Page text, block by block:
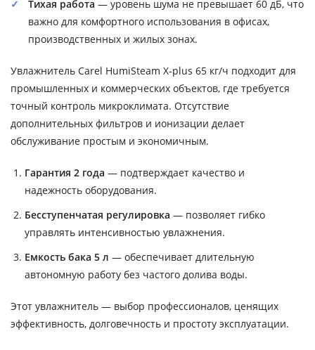
Тихая работа — уровень шума не превышает 60 дБ, что
важно для комфортного использования в офисах,
производственных и жилых зонах.
Увлажнитель Carel HumiSteam X-plus 65 кг/ч подходит для
промышленных и коммерческих объектов, где требуется
точный контроль микроклимата. Отсутствие
дополнительных фильтров и ионизации делает
обслуживание простым и экономичным.
Гарантия 2 года — подтверждает качество и
надежность оборудования.
Бесступенчатая регулировка — позволяет гибко
управлять интенсивностью увлажнения.
Емкость бака 5 л — обеспечивает длительную
автономную работу без частого долива воды.
Этот увлажнитель — выбор профессионалов, ценящих
эффективность, долговечность и простоту эксплуатации.